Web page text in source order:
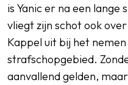
is Yanic er na een
vliegt zijn schot ook
Kappel uit bij het
strafschopgebied.
aanvallend gelden,